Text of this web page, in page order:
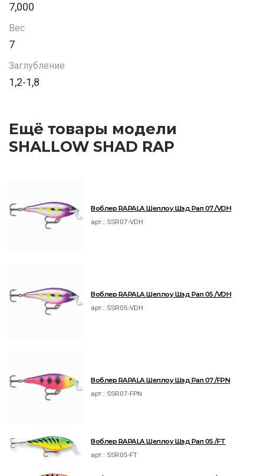
7,000
Вес
7
Заглубление
1,2-1,8
Ещё товары модели
SHALLOW SHAD RAP
Воблер RAPALA Шеллоу Шэд Рап 07 /VDH
арт.: SSR07-VDH
Воблер RAPALA Шеллоу Шэд Рап 05 /VDH
арт.: SSR05-VDH
Воблер RAPALA Шеллоу Шэд Рап 07 /FPN
арт.: SSR07-FPN
Воблер RAPALA Шеллоу Шэд Рап 05 /FT
арт.: SSR05-FT